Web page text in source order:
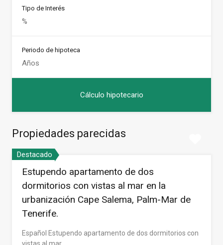
Tipo de Interés
Periodo de hipoteca
Propiedades parecidas
Destacado
Estupendo apartamento de dos
dormitorios con vistas al mar en la
urbanización Cape Salema, Palm-Mar de
Tenerife.
Español Estupendo apartamento de dos dormitorios con